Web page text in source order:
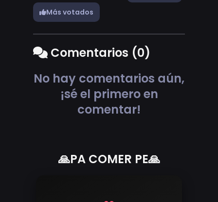
Más votados
Comentarios (0)
No hay comentarios aún,
¡sé el primero en
comentar!
🙏PA COMER PE🙏